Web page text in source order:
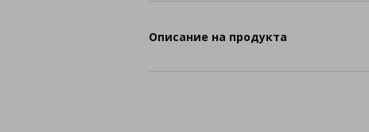
Описание на продукта